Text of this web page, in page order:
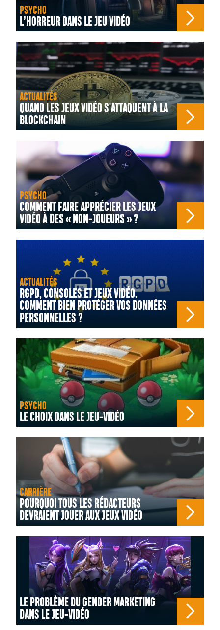
PSYCHO
L’HORREUR DANS LE JEU VIDÉO
ACTUALITÉS
QUAND LES JEUX VIDÉO S'ATTAQUENT À LA
BLOCKCHAIN
PSYCHO
COMMENT FAIRE APPRÉCIER LES JEUX
VIDÉO À DES « NON-JOUEURS » ?
ACTUALITÉS
RGPD, CONSOLES ET JEUX VIDÉO.
COMMENT BIEN PROTÉGER VOS DONNÉES
PERSONNELLES ?
PSYCHO
LE CHOIX DANS LE JEU-VIDÉO
CARRIÈRE
POURQUOI TOUS LES RÉDACTEURS
DEVRAIENT JOUER AUX JEUX VIDÉO
LE PROBLÈME DU GENDER MARKETING
DANS LE JEU-VIDÉO